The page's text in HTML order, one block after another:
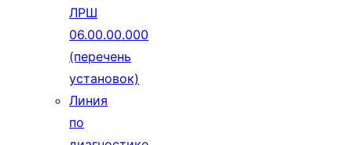
ЛРШ
06.00.00.000
(перечень
установок)
Линия
по